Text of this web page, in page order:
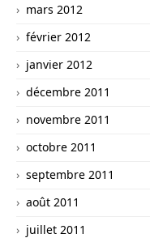
mars 2012
février 2012
janvier 2012
décembre 2011
novembre 2011
octobre 2011
septembre 2011
août 2011
juillet 2011